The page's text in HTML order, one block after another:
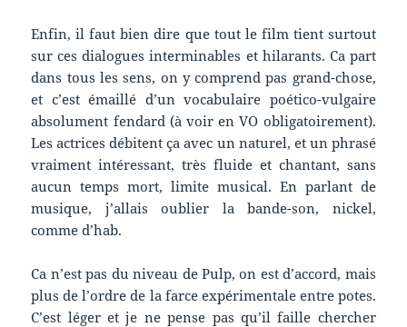
Enfin, il faut bien dire que tout le film tient surtout
sur ces dialogues interminables et hilarants. Ca part
dans tous les sens, on y comprend pas grand-chose,
et c’est émaillé d’un vocabulaire poético-vulgaire
absolument fendard (à voir en VO obligatoirement).
Les actrices débitent ça avec un naturel, et un phrasé
vraiment intéressant, très fluide et chantant, sans
aucun temps mort, limite musical. En parlant de
musique, j’allais oublier la bande-son, nickel,
comme d’hab.
Ca n’est pas du niveau de Pulp, on est d’accord, mais
plus de l’ordre de la farce expérimentale entre potes.
C’est léger et je ne pense pas qu’il faille chercher